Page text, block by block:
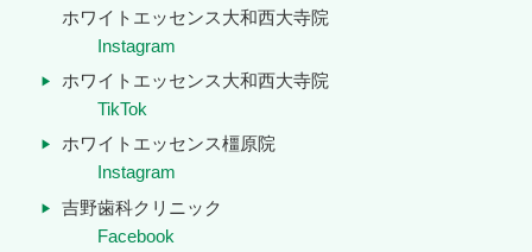
ホワイトエッセンス大和西大寺院
Instagram
ホワイトエッセンス大和西大寺院
TikTok
ホワイトエッセンス橿原院
Instagram
吉野歯科クリニック
Facebook